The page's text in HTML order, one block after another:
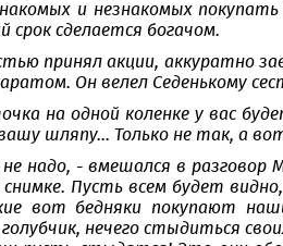
и незнакомых
срок сделается богачом.
принял акции, аккуратно
Он велел Седенькому
на одной коленке у вас
шляпу... Только не так, а
надо, - вмешался в
Пусть всем будет
вот бедняки покупают
нечего стыдиться